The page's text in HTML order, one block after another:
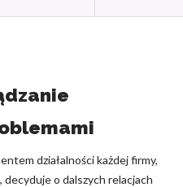
działalności każdej firmy,
decyduje o dalszych relacjach